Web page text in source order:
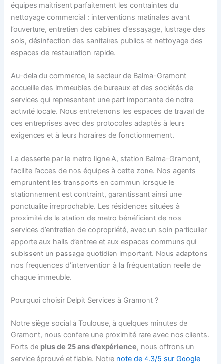
équipes maitrisent parfaitement les contraintes du
nettoyage commercial : interventions matinales avant
l’ouverture, entretien des cabines d’essayage, lustrage des
sols, désinfection des sanitaires publics et nettoyage des
espaces de restauration rapide.
Au-dela du commerce, le secteur de Balma-Gramont
accueille des immeubles de bureaux et des sociétés de
services qui representent une part importante de notre
activité locale. Nous entretenons les espaces de travail de
ces entreprises avec des protocoles adaptés à leurs
exigences et à leurs horaires de fonctionnement.
La desserte par le metro ligne A, station Balma-Gramont,
facilite l’acces de nos équipes à cette zone. Nos agents
empruntent les transports en commun lorsque le
stationnement est contraint, garantissant ainsi une
ponctualite irreprochable. Les résidences situées à
proximité de la station de metro bénéficient de nos
services d’entretien de copropriété, avec un soin particulier
apporte aux halls d’entree et aux espaces communs qui
subissent un passage quotidien important. Nous adaptons
nos frequences d’intervention à la fréquentation reelle de
chaque immeuble.
Pourquoi choisir Delpit Services à Gramont ?
Notre siège social à Toulouse, à quelques minutes de
Gramont, nous confere une proximité rare avec nos clients.
Forts de plus de 25 ans d’expérience, nous offrons un
service éprouvé et fiable. Notre note de 4.3/5 sur Google